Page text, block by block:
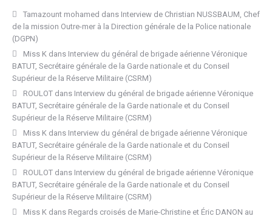
Tamazount mohamed dans Interview de Christian NUSSBAUM, Chef
de la mission Outre-mer à la Direction générale de la Police nationale
(DGPN)
Miss K dans Interview du général de brigade aérienne Véronique
BATUT, Secrétaire générale de la Garde nationale et du Conseil
Supérieur de la Réserve Militaire (CSRM)
ROULOT dans Interview du général de brigade aérienne Véronique
BATUT, Secrétaire générale de la Garde nationale et du Conseil
Supérieur de la Réserve Militaire (CSRM)
Miss K dans Interview du général de brigade aérienne Véronique
BATUT, Secrétaire générale de la Garde nationale et du Conseil
Supérieur de la Réserve Militaire (CSRM)
ROULOT dans Interview du général de brigade aérienne Véronique
BATUT, Secrétaire générale de la Garde nationale et du Conseil
Supérieur de la Réserve Militaire (CSRM)
Miss K dans Regards croisés de Marie-Christine et Éric DANON au